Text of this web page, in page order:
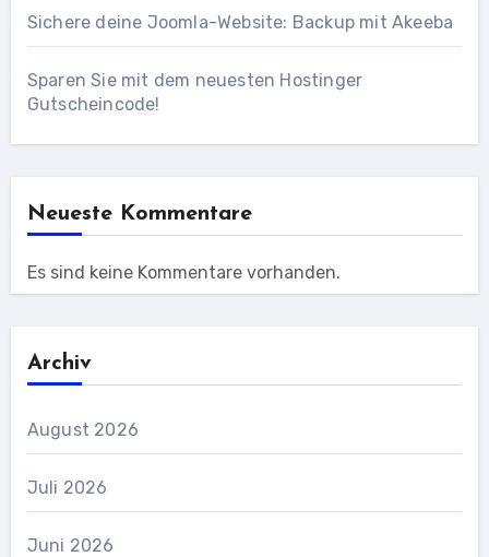
Sichere deine Joomla-Website: Backup mit Akeeba
Sparen Sie mit dem neuesten Hostinger
Gutscheincode!
Neueste Kommentare
Es sind keine Kommentare vorhanden.
Archiv
August 2026
Juli 2026
Juni 2026